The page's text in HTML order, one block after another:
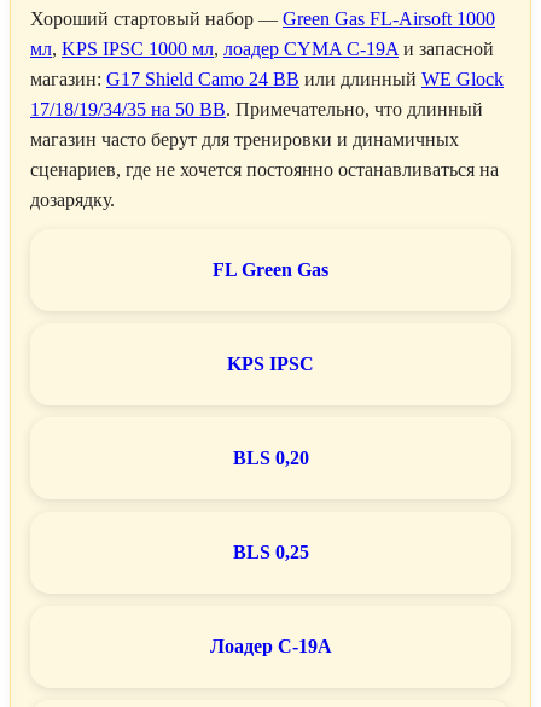
Хороший стартовый набор — Green Gas FL-Airsoft 1000
мл, KPS IPSC 1000 мл, лоадер CYMA C-19A и запасной
магазин: G17 Shield Camo 24 BB или длинный WE Glock
17/18/19/34/35 на 50 BB. Примечательно, что длинный
магазин часто берут для тренировки и динамичных
сценариев, где не хочется постоянно останавливаться на
дозарядку.
FL Green Gas
KPS IPSC
BLS 0,20
BLS 0,25
Лоадер C-19A